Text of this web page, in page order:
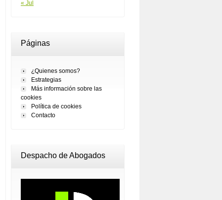
« Jul
Páginas
¿Quienes somos?
Estrategias
Más información sobre las
cookies
Política de cookies
Contacto
Despacho de Abogados